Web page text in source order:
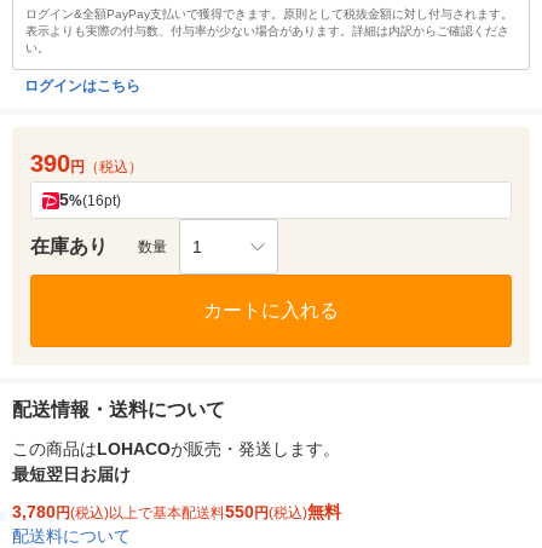
ログイン&全額PayPay支払いで獲得できます。原則として税抜金額に対し付与されます。
表示よりも実際の付与数、付与率が少ない場合があります。詳細は内訳からご確認くださ
い。
ログインはこちら
390円 （税込）
5%(16pt)
在庫あり 数量 1
カートに入れる
配送情報・送料について
この商品はLOHACOが販売・発送します。
最短翌日お届け
3,780円(税込)以上で基本配送料550円(税込)無料
配送料について